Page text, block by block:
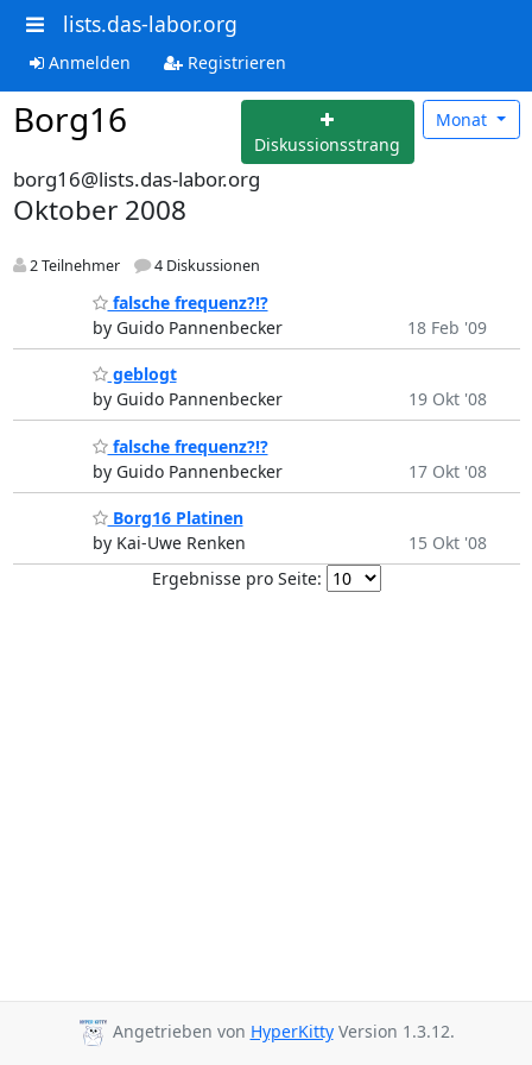
lists.das-labor.org
Anmelden Registrieren
Borg16
Diskussionsstrang
Monat
borg16@lists.das-labor.org
Oktober 2008
2 Teilnehmer 4 Diskussionen
falsche frequenz?!?
by Guido Pannenbecker
18 Feb '09
geblogt
by Guido Pannenbecker
19 Okt '08
falsche frequenz?!?
by Guido Pannenbecker
17 Okt '08
Borg16 Platinen
by Kai-Uwe Renken
15 Okt '08
Ergebnisse pro Seite:
Angetrieben von HyperKittyVersion 1.3.12.